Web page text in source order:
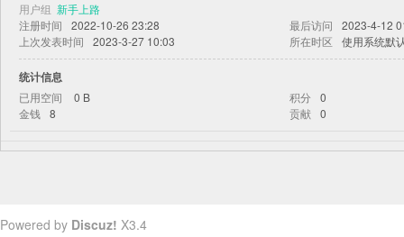
用户组 新手上路
注册时间
2022-10-26 23:28 最后访问
2023-4-12
上次发表时间
2023-3-27 10:03 所在时区 使用系统默
统计信息
已用空间 0 B 积分
0
金钱
8 贡献 0
Powered by Discuz! X3.4